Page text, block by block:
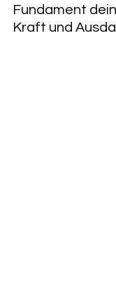
Fundament
Kraft und